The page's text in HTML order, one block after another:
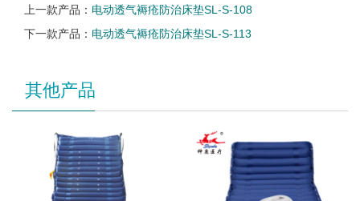
上一款产品： 电动透气褥疮防治床垫SL-S-108
下一款产品： 电动透气褥疮防治床垫SL-S-113
其他产品